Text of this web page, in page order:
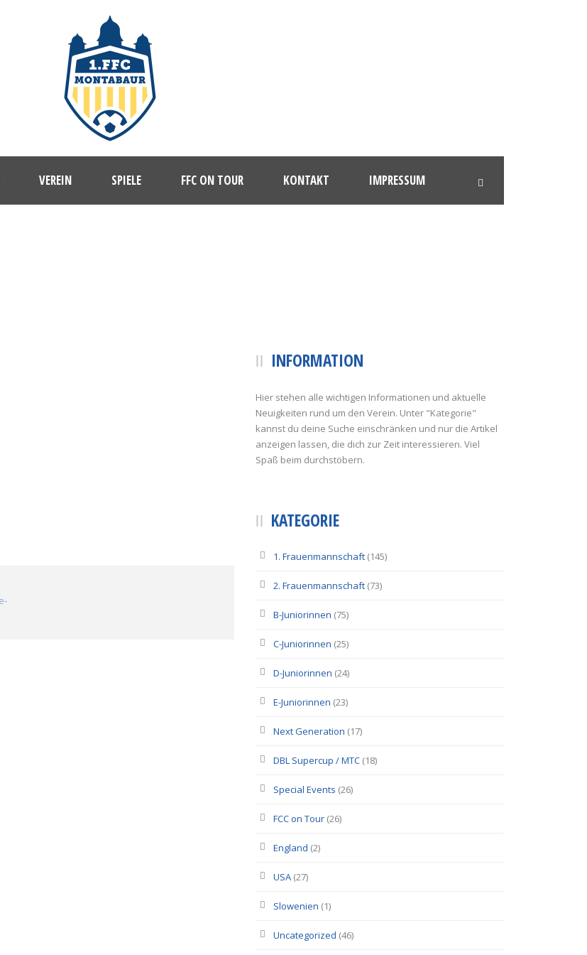
VEREIN SPIELE FFC ON TOUR KONTAKT IMPRESSUM
INFORMATION
Hier stehen alle wichtigen Informationen und aktuelle
Neuigkeiten rund um den Verein. Unter "Kategorie"
kannst du deine Suche einschränken und nur die Artikel
anzeigen lassen, die dich zur Zeit interessieren. Viel
Spaß beim durchstöbern.
KATEGORIE
1. Frauenmannschaft (145)
2. Frauenmannschaft (73)
B-Juniorinnen (75)
C-Juniorinnen (25)
D-Juniorinnen (24)
E-Juniorinnen (23)
Next Generation (17)
DBL Supercup / MTC (18)
Special Events (26)
FCC on Tour (26)
England (2)
USA (27)
Slowenien (1)
Uncategorized (46)